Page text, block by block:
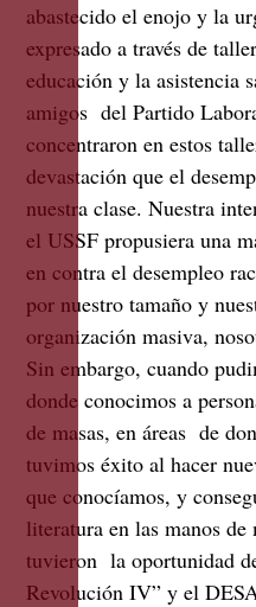
abastecido el enojo y la
expresado a través de
educación y la asistencia
amigos del Partido
concentraron en estos
devastación que el
nuestra clase. Nuestra
el USSF propusiera una
en contra el desempleo
por nuestro tamaño y
organización masiva,
Sin embargo, cuando
donde conocimos a
de masas, en áreas de
tuvimos éxito al hacer
que conocíamos, y
literatura en las manos de
tuvieron la oportunidad
Revolución IV” y el